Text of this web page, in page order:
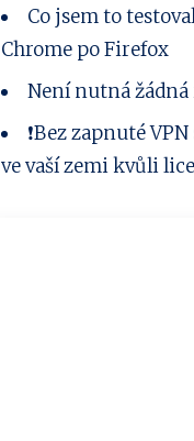
Co jsem to
Chrome po Firefox
Není nutná
❗️Bez zapnuté
ve vaší zemi kvůli